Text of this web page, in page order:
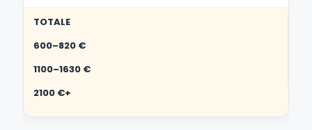
TOTALE
600–820 €
1100–1630 €
2100 €+